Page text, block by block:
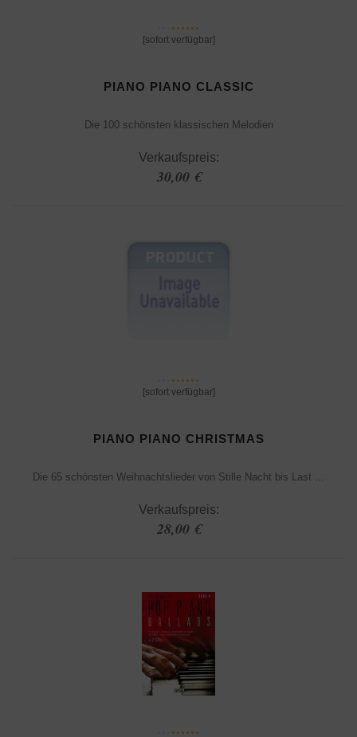
[sofort verfügbar]
PIANO PIANO CLASSIC
Die 100 schönsten klassischen Melodien
Verkaufspreis:
30,00 €
[sofort verfügbar]
PIANO PIANO CHRISTMAS
Die 65 schönsten Weihnachtslieder von Stille Nacht bis Last ...
Verkaufspreis:
28,00 €